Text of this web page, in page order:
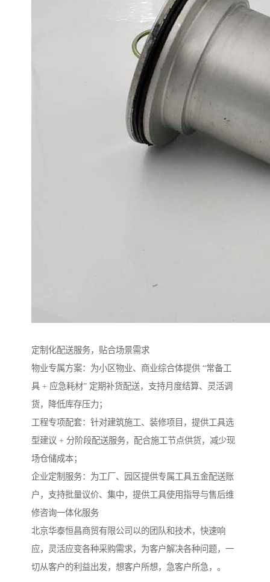
定制化配送服务，贴合场景需求​
物业专属方案：为小区物业、商业综合体提供 “常备工
具 + 应急耗材” 定期补货配送，支持月度结算、灵活调
货，降低库存压力；​
工程专项配套：针对建筑施工、装修项目，提供工具选
型建议 + 分阶段配送服务，配合施工节点供货，减少现
场仓储成本；​
企业定制服务：为工厂、园区提供专属工具五金配送账
户，支持批量议价、集中，提供工具使用指导与售后维
修咨询一体化服务
北京华泰恒昌商贸有限公司以的团队和技术，快速响
应，灵活应变各种采购需求，为客户解决各种问题，一
切从客户的利益出发，想客户所想，急客户所急，。